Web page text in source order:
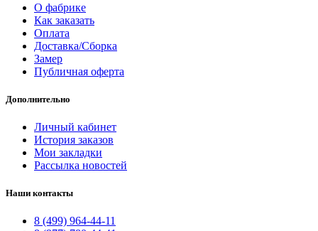
О фабрике
Как заказать
Оплата
Доставка/Сборка
Замер
Публичная оферта
Дополнительно
Личный кабинет
История заказов
Мои закладки
Рассылка новостей
Наши контакты
8 (499) 964-44-11